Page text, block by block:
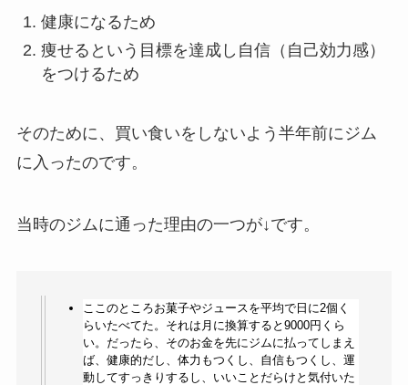
健康になるため
痩せるという目標を達成し自信（自己効力感）
をつけるため
そのために、買い食いをしないよう半年前にジム
に入ったのです。
当時のジムに通った理由の一つが↓です。
ここのところお菓子やジュースを平均で日に2個く
らいたべてた。それは月に換算すると9000円くら
い。だったら、そのお金を先にジムに払ってしまえ
ば、健康的だし、体力もつくし、自信もつくし、運
動してすっきりするし、いいことだらけと気付いた